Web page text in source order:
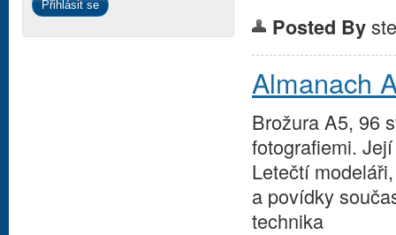
Posted By
Almanach
Brožura A5, 96
fotografiemi.
Letečtí
a povídky
technika